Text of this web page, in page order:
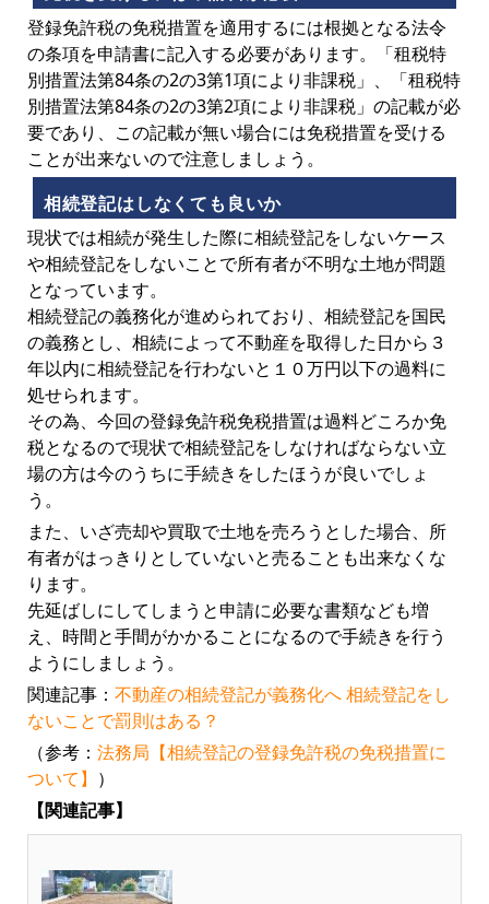
登録免許税の免税措置を適用するには根拠となる法令
の条項を申請書に記入する必要があります。「租税特
別措置法第84条の2の3第1項により非課税」、「租税特
別措置法第84条の2の3第2項により非課税」の記載が必
要であり、この記載が無い場合には免税措置を受ける
ことが出来ないので注意しましょう。
相続登記はしなくても良いか
現状では相続が発生した際に相続登記をしないケース
や相続登記をしないことで所有者が不明な土地が問題
となっています。
相続登記の義務化が進められており、相続登記を国民
の義務とし、相続によって不動産を取得した日から３
年以内に相続登記を行わないと１０万円以下の過料に
処せられます。
その為、今回の登録免許税免税措置は過料どころか免
税となるので現状で相続登記をしなければならない立
場の方は今のうちに手続きをしたほうが良いでしょ
う。
また、いざ売却や買取で土地を売ろうとした場合、所
有者がはっきりとしていないと売ることも出来なくな
ります。
先延ばしにしてしまうと申請に必要な書類なども増
え、時間と手間がかかることになるので手続きを行う
ようにしましょう。
関連記事： 不動産の相続登記が義務化へ 相続登記をし
ないことで罰則はある？
（参考： 法務局【相続登記の登録免許税の免税措置に
ついて】 ）
【関連記事】